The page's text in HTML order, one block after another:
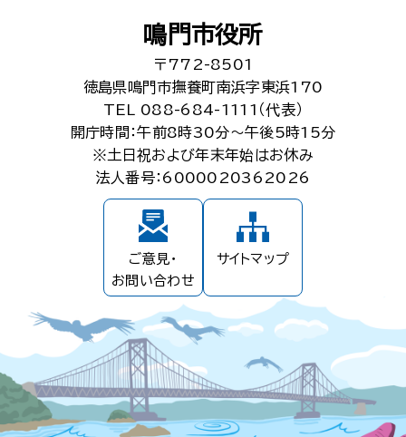
鳴門市役所
〒772-8501
徳島県鳴門市撫養町南浜字東浜170
TEL 088-684-1111（代表）
開庁時間：午前8時30分～午後5時15分
※土日祝および年末年始はお休み
法人番号：6000020362026
ご意見・
お問い合わせ
サイトマップ